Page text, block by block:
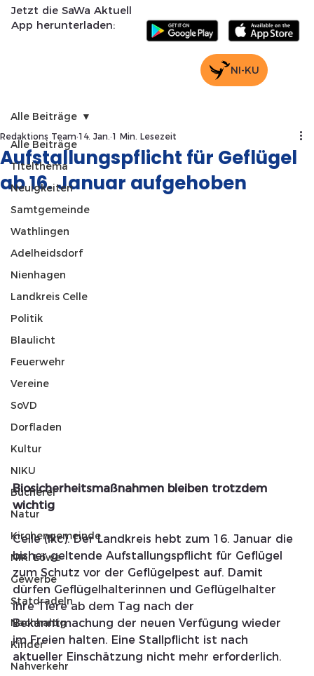
Jetzt die SaWa Aktuell
App herunterladen:
NI-KU
Alle Beiträge
Titelthema
Neuigkeiten
Samtgemeinde
Wathlingen
Adelheidsdorf
Nienhagen
Landkreis Celle
Politik
Blaulicht
Feuerwehr
Vereine
SoVD
Dorfladen
Kultur
NIKU
Bücherei
Natur
Kirchengemeinde
NIKI Löwe
Gewerbe
Statdradeln
Nachhaltig
Kinder
Nahverkehr
Alle Beiträge
Aufstallungspflicht für Geflügel
ab 16. Januar aufgehoben
Redaktions Team 14. Jan. 1 Min. Lesezeit
Biosicherheitsmaßnahmen bleiben trotzdem
wichtig
Celle (lkc). Der Landkreis hebt zum 16. Januar die
bisher geltende Aufstallungspflicht für Geflügel
zum Schutz vor der Geflügelpest auf. Damit
dürfen Geflügelhalterinnen und Geflügelhalter
ihre Tiere ab dem Tag nach der
Bekanntmachung der neuen Verfügung wieder
im Freien halten. Eine Stallpflicht ist nach
aktueller Einschätzung nicht mehr erforderlich.